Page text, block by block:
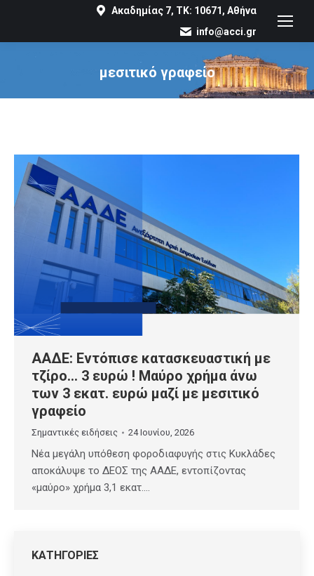
Ακαδημίας 7, ΤΚ: 10671, Αθήνα
info@acci.gr
μεσιτικό γραφείο
You are here:
ΑΑΔΕ: Εντόπισε κατασκευαστική με
τζίρο… 3 ευρώ ! Μαύρο χρήμα άνω
των 3 εκατ. ευρώ μαζί με μεσιτικό
γραφείο
Σημαντικές ειδήσεις 24 Ιουνίου, 2026
Νέα μεγάλη υπόθεση φοροδιαφυγής στις Κυκλάδες
αποκάλυψε το ΔΕΟΣ της ΑΑΔΕ, εντοπίζοντας
«μαύρο» χρήμα 3,1 εκατ.…
ΚΑΤΗΓΟΡΙΕΣ